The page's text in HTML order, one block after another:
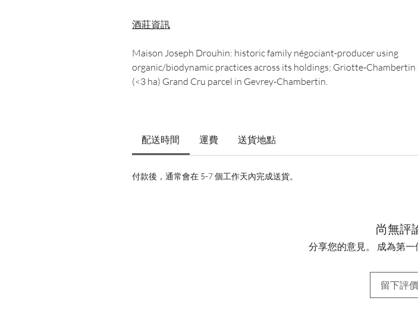
酒莊資訊
Maison Joseph Drouhin: historic family négociant-producer using
organic/biodynamic practices across its holdings; Griotte-Chambertin
(<3 ha) Grand Cru parcel in Gevrey-Chambertin.
配送時間 運費 送貨地點
付款後，通常會在 5-7 個工作天內完成送貨。
尚無評
分享您的意見。 成為第一
留下評價